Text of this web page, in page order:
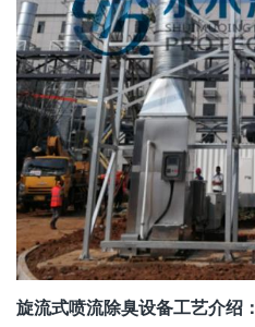
旋流式喷流除臭设备工艺介绍：